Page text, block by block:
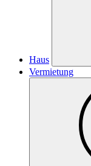
Haus
Vermietung